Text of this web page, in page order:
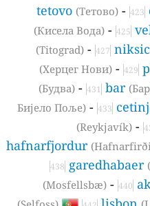
tetovo(Тетово) -423
(Кисела Вода) -425
(Titograd) -427
(Херцег Нови) -429
(Будва) -431 bar
Бијело Поље) -433
(Reykjavík) -
hafnarfjordur
438 garedhabaer
(Mosfellsbæ) -440